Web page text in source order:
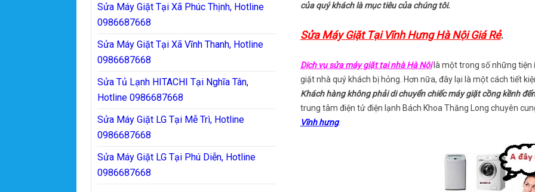
của quý khách là mục tiêu của chúng tôi.
Sửa Máy Giặt Tại Vĩnh Hưng Hà Nội Giá Rẻ.
Dịch vụ sửa máy giặt tại nhà Hà Nộilà một trong số những tiện
giặt nhà quý khách bị hỏng. Hơn nữa, đây lại là một cách tiết
Khách hàng không phải di chuyển chiếc máy giặt cồng kềnh
trung tâm điện tử điện lạnh Bách Khoa Thăng Long chuyên
Vĩnh hưng.
Sửa Máy Giặt Tại Xã Phúc Thịnh, Hotline
0986687668
Sửa Máy Giặt Tại Xã Vĩnh Thanh, Hotline
0986687668
Sửa Tủ Lạnh HITACHI Tại Nghĩa Tân,
Hotline 0986687668
Sửa Máy Giặt LG Tại Mễ Trì, Hotline
0986687668
Sửa Máy Giặt LG Tại Phú Diễn, Hotline
0986687668